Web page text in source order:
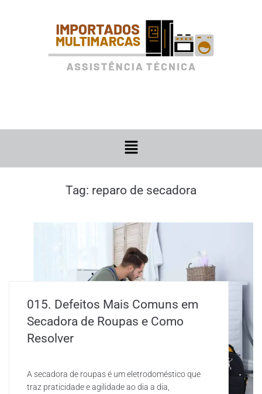
Tag: reparo de secadora
015. Defeitos Mais Comuns em
Secadora de Roupas e Como
Resolver
A secadora de roupas é um eletrodoméstico que
traz praticidade e agilidade ao dia a dia,